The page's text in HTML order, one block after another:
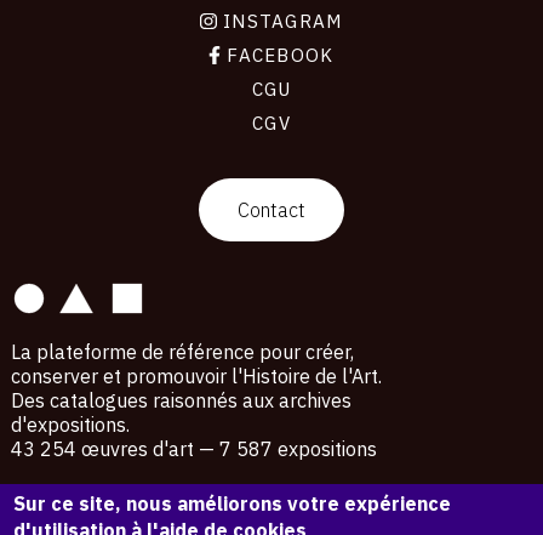
INSTAGRAM
FACEBOOK
CGU
CGV
Contact
La plateforme de référence pour créer,
conserver et promouvoir l'Histoire de l'Art.
Des catalogues raisonnés aux archives
d'expositions.
43 254 œuvres d'art — 7 587 expositions
Copyright © OAM 2026. Tous droits réservés.
Sur ce site, nous améliorons votre expérience
d'utilisation à l'aide de cookies